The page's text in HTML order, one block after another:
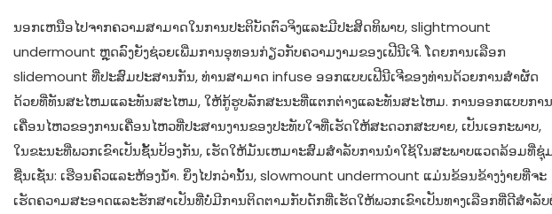
ນອກເຫນືອໄປຈາກຄວາມສາມາດໃນການປະຕິບັດຕົວຈິງແລະມີປະສິດທິພາບ, slightmount
undermount ຫຼຸດລົງຍັງຊ່ວຍເພີ່ມການອຸທອນກ່ຽວກັບຄວາມງາມຂອງເຟີນີເຈີ. ໂດຍການເລືອກ
slidemount ທີ່ປະສົມປະສານກັນ, ທ່ານສາມາດ infuse ອອກແບບເຟີນີເຈີຂອງທ່ານດ້ວຍການສໍາຜັດ
ດ້ວຍທີ່ທັນສະໄຫມແລະທັນສະໄຫມ, ໃຫ້ກູ້ຮູບລັກສະນະທີ່ແຕກຕ່າງແລະທັນສະໄຫມ. ການອອກແບບການ
ເຄື່ອນໄຫວຂອງການເຄື່ອນໄຫວທີ່ປະສານງານຂອງປະທັບໃຈທີ່ເຮັດໃຫ້ສະດວກສະບາຍ, ເປັນເອກະພາບ,
ໃນຂະນະທີ່ພວກເຂົາເປັນຊັ້ນປ້ອງກັນ, ເຮັດໃຫ້ມັນເຫມາະສົມສໍາລັບການນໍາໃຊ້ໃນສະພາບແວດລ້ອມທີ່ຊຸ່
ຊື່ນເຊັ່ນ: ເຮືອນຄົວແລະຫ້ອງນ້ໍາ. ຍິ່ງໄປກວ່ານັ້ນ, slowmount undermount ແມ່ນຂ້ອນຂ້າງງ່າຍທີ່ຈະ
ເຮັດຄວາມສະອາດແລະຮັກສາເປັນທີ່ບໍ່ມີການຕິດຕາມກັບດັກທີ່ເຮັດໃຫ້ພວກເຂົາເປັນທາງເລືອກທີ່ດີສໍາລັ